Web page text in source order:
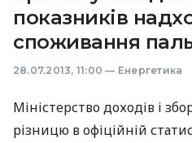
показників
споживання
28.07.2013, 11:00 — Енергетика
Міністерство доходів і
різницю в офіційній